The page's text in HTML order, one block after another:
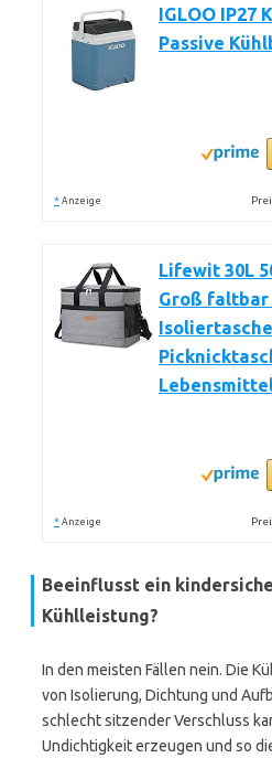
IGLOO IP27
Passive
* Anzeige
Lifewit 30L
Groß faltbar
* Anzeige
Beeinflusst ein
Kühlleistung?
In den meisten Fällen nein. Die
von Isolierung, Dichtung und
schlecht sitzender Verschluss
Undichtigkeit erzeugen und so